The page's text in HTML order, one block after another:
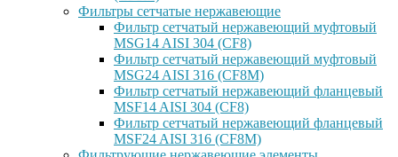
Фильтры сетчатые нержавеющие
Фильтр сетчатый нержавеющий муфтовый
MSG14 AISI 304 (CF8)
Фильтр сетчатый нержавеющий муфтовый
MSG24 AISI 316 (CF8M)
Фильтр сетчатый нержавеющий фланцевый
MSF14 AISI 304 (CF8)
Фильтр сетчатый нержавеющий фланцевый
MSF24 AISI 316 (CF8M)